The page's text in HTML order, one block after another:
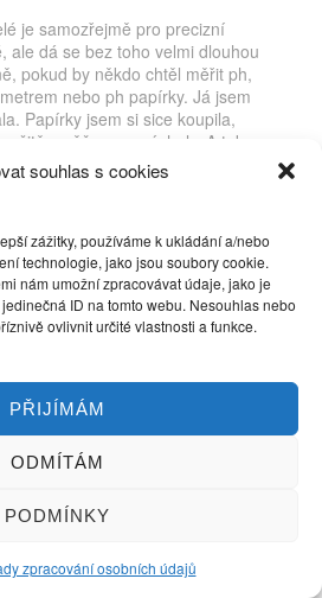
souhlas s cookies
zážitky, používáme k ukládání a/nebo
technologie, jako jsou soubory cookie.
nám umožní zpracovávat údaje, jako je
ID na tomto webu. Nesouhlas nebo
ovlivnit určité vlastnosti a funkce.
PŘIJÍMÁM
ODMÍTÁM
PODMÍNKY
zpracování osobních údajů
je samozřejmě pro precizní
ale dá se bez toho velmi dlouhou
pokud by někdo chtěl měřit ph,
nebo ph papírky. Já jsem
Papírky jsem si sice koupila,
v něčem vymáchaly. A tak
za 75 Kč v lékárně nové
velmi obyčejný. K němu však
k tomuto tématu je zde ve fóru.
metr, o kterém jsem nedávno
je kartáček na omývání sýra.
jen na sýr.
je injekční stříkačka na